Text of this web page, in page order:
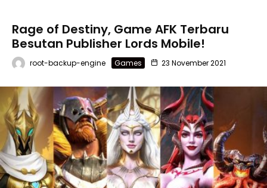
Rage of Destiny, Game AFK Terbaru
Besutan Publisher Lords Mobile!
root-backup-engine Games 23 November 2021